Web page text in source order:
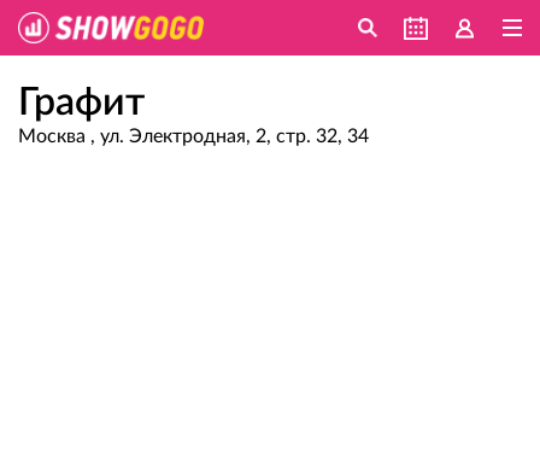
Графит
Москва , ул. Электродная, 2, стр. 32, 34